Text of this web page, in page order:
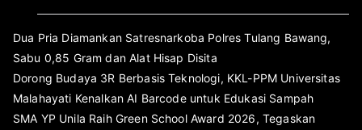
Dua Pria Diamankan Satresnarkoba Polres Tulang Bawang,
Sabu 0,85 Gram dan Alat Hisap Disita
Dorong Budaya 3R Berbasis Teknologi, KKL-PPM Universitas
Malahayati Kenalkan AI Barcode untuk Edukasi Sampah
SMA YP Unila Raih Green School Award 2026, Tegaskan